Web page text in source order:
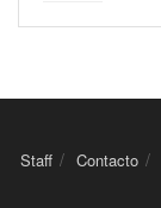
Staff Contacto